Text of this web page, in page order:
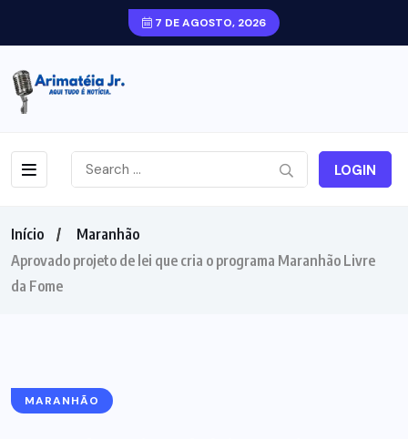
7 DE AGOSTO, 2026
LOGIN
Início
Maranhão
Aprovado projeto de lei que cria o programa Maranhão Livre
da Fome
MARANHÃO